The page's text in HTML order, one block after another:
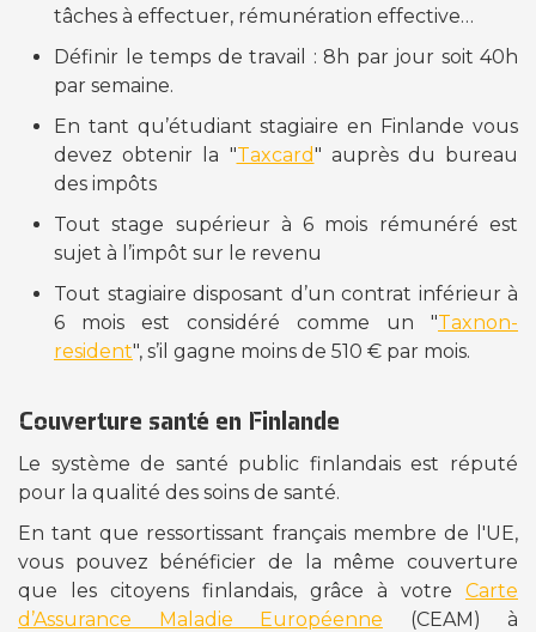
tâches à effectuer, rémunération effective…
Définir le temps de travail : 8h par jour soit 40h
par semaine.
En tant qu’étudiant stagiaire en Finlande vous
devez obtenir la "Taxcard" auprès du bureau
des impôts
Tout stage supérieur à 6 mois rémunéré est
sujet à l’impôt sur le revenu
Tout stagiaire disposant d’un contrat inférieur à
6 mois est considéré comme un "Taxnon-
resident", s’il gagne moins de 510 € par mois.
Couverture santé en Finlande
Le système de santé public finlandais est réputé
pour la qualité des soins de santé.
En tant que ressortissant français membre de l'UE,
vous pouvez bénéficier de la même couverture
que les citoyens finlandais, grâce à votre Carte
d’Assurance Maladie Européenne (CEAM) à